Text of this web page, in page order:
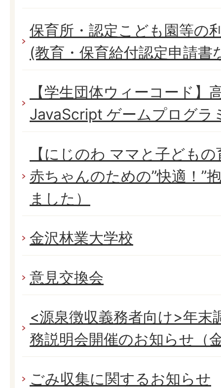
保育所・認定こども園等の
(教育・保育給付認定申請書
【学生団体ウィーコード】
JavaScript ゲームプログラ
【にじのわ ママと子ども
赤ちゃんのための”快適！”
ました）
金沢林業大学校
意見交換会
<源泉徴収義務者向け>年末
務説明会開催のお知らせ（
ごみ収集に関するお知らせ